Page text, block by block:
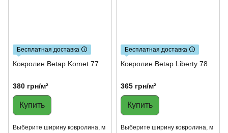
Бесплатная доставка 🛈
Ковролин Betap Komet 77
380 грн/м²
Купить
Выберите ширину ковролина, м
Бесплатная доставка 🛈
Ковролин Betap Liberty 78
365 грн/м²
Купить
Выберите ширину ковролина, м